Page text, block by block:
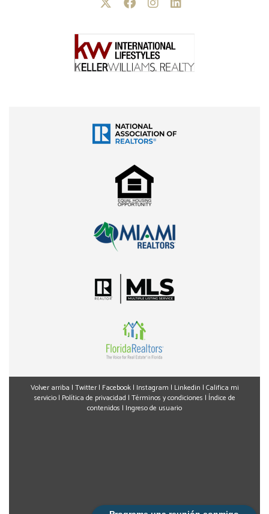
Volver arriba | Twitter| Facebook| Instagram | Linkedin | Califica mi
servicio| Política de privacidad | Términos y condiciones | Índice de
contenidos | Ingreso de usuario